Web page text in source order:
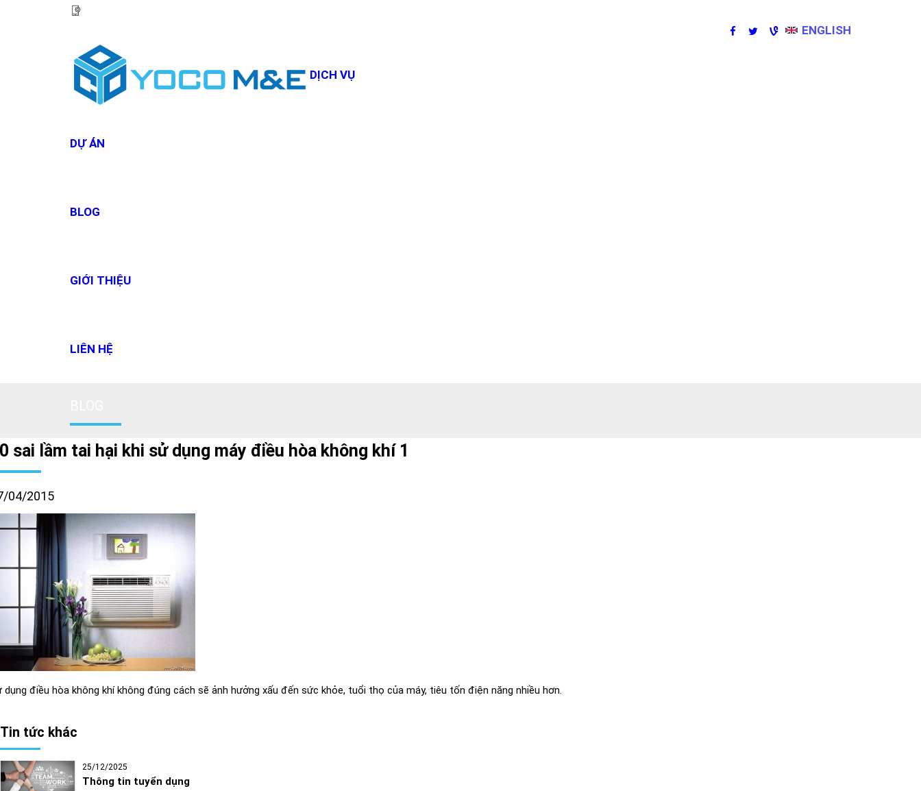
ENGLISH
DỊCH VỤ
DỰ ÁN
BLOG
GIỚI THIỆU
LIÊN HỆ
sai lầm tai hại khi sử dụng máy điều hòa không khí 1
04/2015
dụng điều hòa không khí không đúng cách sẽ ảnh hưởng xấu đến sức khỏe, tuổi thọ của máy, tiêu tốn điện năng nhiều hơn.
Tin tức khác
25/12/2025
Thông tin tuyển dụng